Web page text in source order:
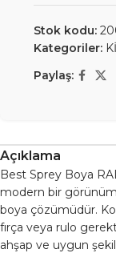
Stok kodu:
Kategoriler:
Paylaş:
Açıklama
Best Sprey Boya
modern bir
boya çözümüdür.
fırça veya rulo
ahşap ve uygun